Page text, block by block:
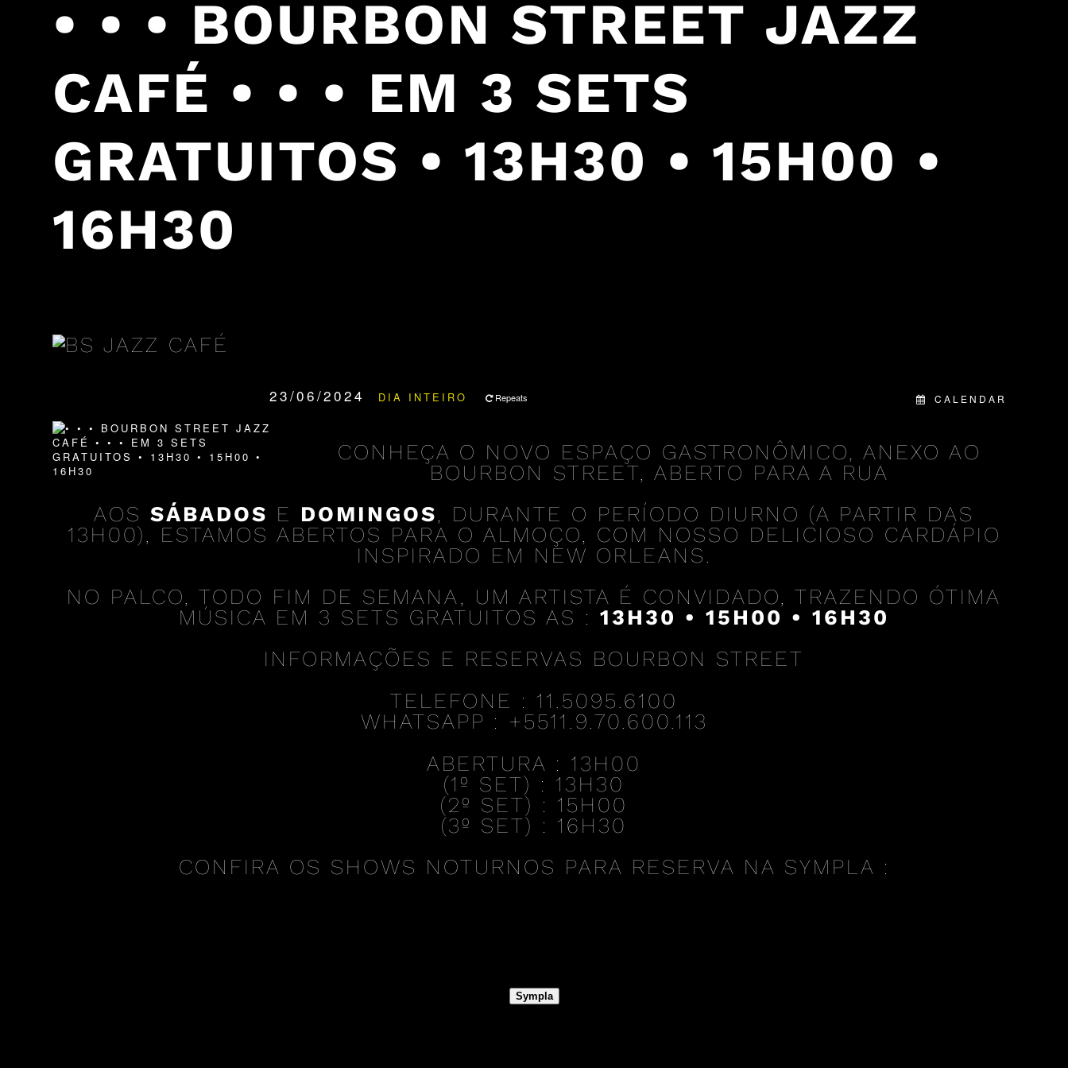
• • • BOURBON STREET JAZZ
CAFÉ • • • EM 3 SETS
GRATUITOS • 13H30 • 15H00 •
16H30
CALENDAR
23/06/2024 DIA INTEIRO Repeats
CONHEÇA O NOVO ESPAÇO GASTRONÔMICO, ANEXO AO
BOURBON STREET, ABERTO PARA A RUA
AOS SÁBADOS E DOMINGOS, DURANTE O PERÍODO DIURNO (A PARTIR DAS
13H00), ESTAMOS ABERTOS PARA O ALMOÇO, COM NOSSO DELICIOSO CARDÁPIO
INSPIRADO EM NEW ORLEANS.
NO PALCO, TODO FIM DE SEMANA, UM ARTISTA É CONVIDADO, TRAZENDO ÓTIMA
MÚSICA EM 3 SETS GRATUITOS AS : 13H30 • 15H00 • 16H30
INFORMAÇÕES E RESERVAS BOURBON STREET
TELEFONE : 11.5095.6100
WHATSAPP : +5511.9.70.600.113
ABERTURA : 13H00
(1º SET) : 13H30
(2º SET) : 15H00
(3º SET) : 16H30
CONFIRA OS SHOWS NOTURNOS PARA RESERVA NA SYMPLA :
Sympla